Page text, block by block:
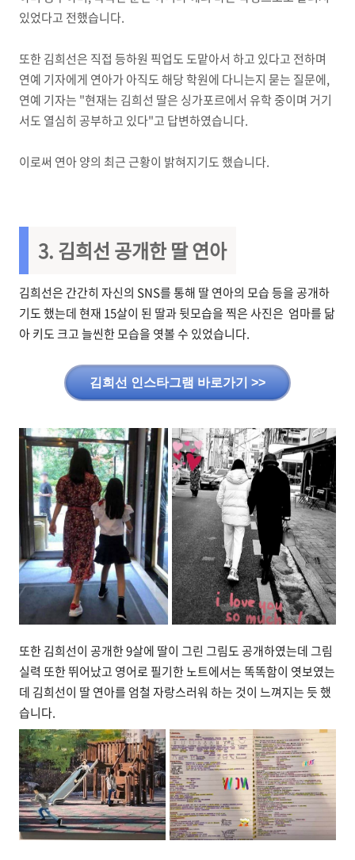
있었다고 전했습니다.
또한 김희선은 직접 등하원 픽업도 도맡아서 하고 있다고 전하며
연예 기자에게 연아가 아직도 해당 학원에 다니는지 묻는 질문에,
연예 기자는 "현재는 김희선 딸은 싱가포르에서 유학 중이며 거기
서도 열심히 공부하고 있다"고 답변하였습니다.
이로써 연아 양의 최근 근황이 밝혀지기도 했습니다.
3. 김희선 공개한 딸 연아
김희선은 간간히 자신의 SNS를 통해 딸 연아의 모습 등을 공개하
기도 했는데 현재 15살이 된 딸과 뒷모습을 찍은 사진은 엄마를 닮
아 키도 크고 늘씬한 모습을 엿볼 수 있었습니다.
김희선 인스타그램 바로가기 >>
또한 김희선이 공개한 9살에 딸이 그린 그림도 공개하였는데 그림
실력 또한 뛰어났고 영어로 필기한 노트에서는 똑똑함이 엿보였는
데 김희선이 딸 연아를 엄철 자랑스러워 하는 것이 느껴지는 듯 했
습니다.